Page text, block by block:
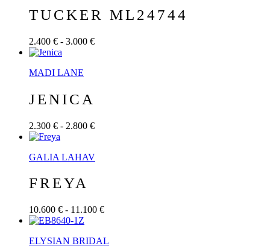
TUCKER ML24744
2.400 € - 3.000 €
MADI LANE
JENICA
2.300 € - 2.800 €
GALIA LAHAV
FREYA
10.600 € - 11.100 €
ELYSIAN BRIDAL